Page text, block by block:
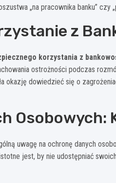
„na pracownika banku”
z
korzystania z
ostrożności podczas
okazję dowiedzieć się o
Osobowych:
uwagę na ochronę danych
jest, by nie udostępniać